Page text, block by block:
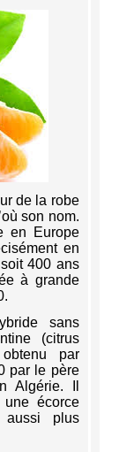
de la robe
son nom.
en Europe
en
400 ans
à grande
sans
(citrus
par
par le père
Algérie. Il
écorce
plus